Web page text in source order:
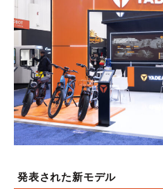
発表された新モデル